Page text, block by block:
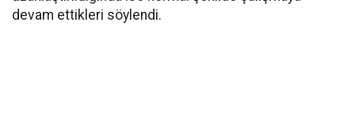
devam ettikleri söylendi.